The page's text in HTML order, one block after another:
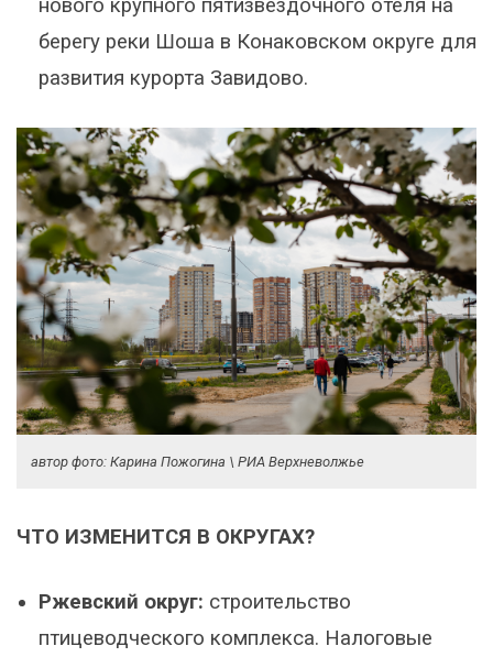
нового крупного пятизвёздочного отеля на
берегу реки Шоша в Конаковском округе для
развития курорта Завидово.
автор фото: Карина Пожогина \ РИА Верхневолжье
ЧТО ИЗМЕНИТСЯ В ОКРУГАХ?
Ржевский округ: строительство
птицеводческого комплекса. Налоговые